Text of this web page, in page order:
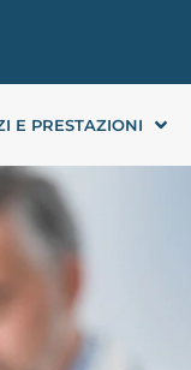
E PRESTAZIONI